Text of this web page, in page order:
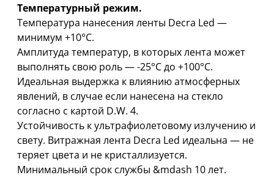
Температурный режим.
Температура нанесения ленты Decra Led —
минимум +10°C.
Амплитуда температур, в которых лента может
выполнять свою роль — -25°C дo +100°C.
Идеальная выдержка к влиянию атмосферных
явлений, в случае если нанесена на стекло
согласно с картой D.W. 4.
Устойчивость к ультрафиолетовому излучению и
свету. Витражная лента Decra Led идеальна — не
теряет цвета и не кристаллизуется.
Минимальный срок службы &mdash 10 лет.